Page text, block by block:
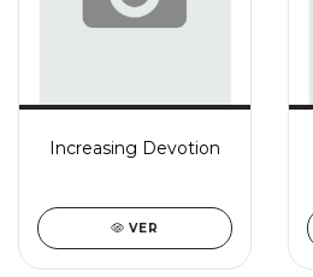
Increasing Devotion
VER